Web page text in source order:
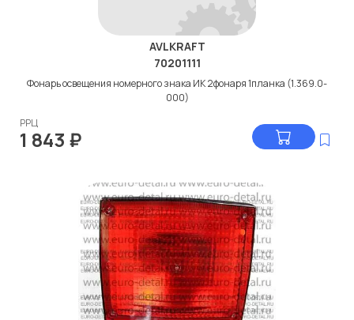
AVLKRAFT
70201111
Фонарь освещения номерного знака ИК 2фонаря 1планка (1.369.0-
000)
РРЦ
1 843 ₽